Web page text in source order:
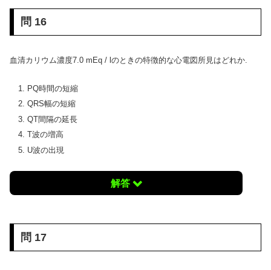
問 16
血清カリウム濃度7.0 mEq / lのときの特徴的な心電図所見はどれか.
PQ時間の短縮
QRS幅の短縮
QT間隔の延長
T波の増高
U波の出現
解答
問 17